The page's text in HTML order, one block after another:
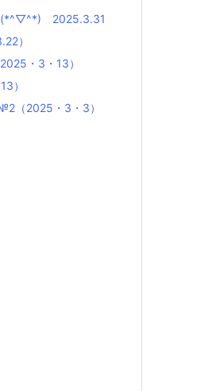
(*^▽^*) 2025.3.31
）
・3・13）
）
（2025・3・3）